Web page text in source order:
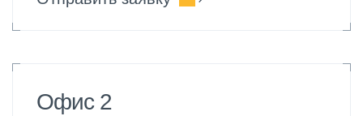
Офис 2